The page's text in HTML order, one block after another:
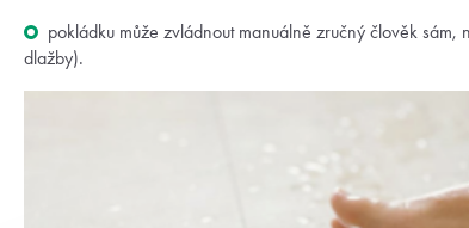
pokládku může zvládnout manuálně zručný člověk
dlažby).